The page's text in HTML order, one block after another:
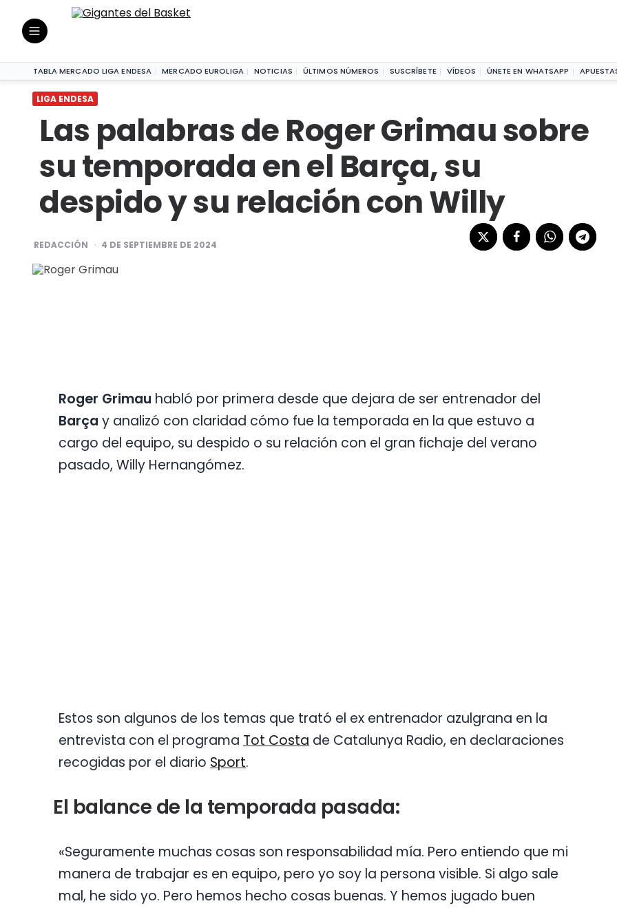
TABLA MERCADO LIGA ENDESA MERCADO EUROLIGA NOTICIAS ÚLTIMOS NÚMEROS SUSCRÍBETE VÍDEOS ÚNETE EN WHATSAPP
LIGA ENDESA
Las palabras de Roger Grimau sobre
su temporada en el Barça, su
despido y su relación con Willy
POSTED
REDACCIÓN 4 DE SEPTIEMBRE DE 2024
Roger Grimau habló por primera desde que dejara de ser entrenador del
Barça y analizó con claridad cómo fue la temporada en la que estuvo a
cargo del equipo, su despido o su relación con el gran fichaje del verano
pasado, Willy Hernangómez.
Estos son algunos de los temas que trató el ex entrenador azulgrana en la
entrevista con el programa Tot Costa de Catalunya Radio, en declaraciones
recogidas por el diario Sport.
El balance de la temporada pasada:
«Seguramente muchas cosas son responsabilidad mía. Pero entiendo que mi
manera de trabajar es en equipo, pero yo soy la persona visible. Si algo sale
mal, he sido yo. Pero hemos hecho cosas buenas. Y hemos jugado buen
LIGA ENDESA |Las palabras de Roger Grimau sobre su temporada en el Barça, su despido y su relación con